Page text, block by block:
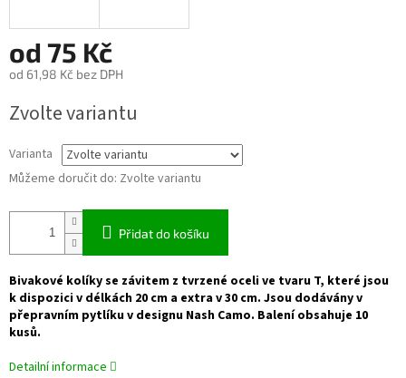
od 75 Kč
od 61,98 Kč bez DPH
cena:
Zvolte variantu
Varianta
Můžeme doručit do: Zvolte variantu
Přidat do košíku
Bivakové kolíky se závitem z tvrzené oceli ve tvaru T, které jsou
k dispozici v délkách 20 cm a extra v 30 cm. Jsou dodávány v
přepravním pytlíku v designu Nash Camo. Balení obsahuje 10
kusů.
Detailní informace